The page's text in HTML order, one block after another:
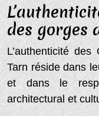
des gorges
L’authenticité
Tarn réside dans
et dans le
architectural et